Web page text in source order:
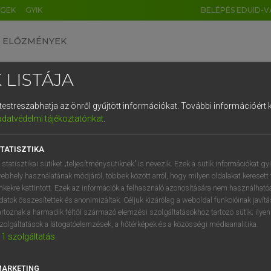
GYIK BELÉPÉS EDUID-
ELŐZMÉNYEK
uniós terminológiai szótár
VAN ELŐFIZETÉSED?
előfizetésem a teljes szócikk
NINCS ELŐFIZETÉSED?
LISTÁJA
az önről gyűjtött információkat. További információért
tájékoztatónkat.
statisztikai sütiket „teljesítménysütiknek” is nevezik. Ezek a sütik információkat
használatának módjáról, többek között arról, hogy milyen oldalakat keresett
kattintott. Ezek az információk a felhasználó azonosítására nem
összesítettek és anonimizáltak. Céljuk kizárólag a weboldal funkcióinak
a harmadik féltől származó elemzési szolgáltatásokhoz tartozó sütik;
a látogatóelemzések, a hőtérképek és a közösségi médiaanalitika.
1 szolgáltatás
DE CN FR ES IT NL
1 2 3 4 5 6 7 8 9
q w e r t z u i
a s d f g h j k l é
í y x c v b n m , .